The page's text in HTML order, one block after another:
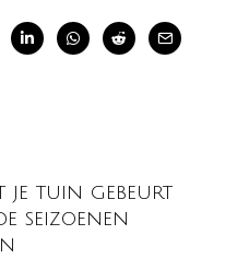
je tuin gebeurt
seizoenen